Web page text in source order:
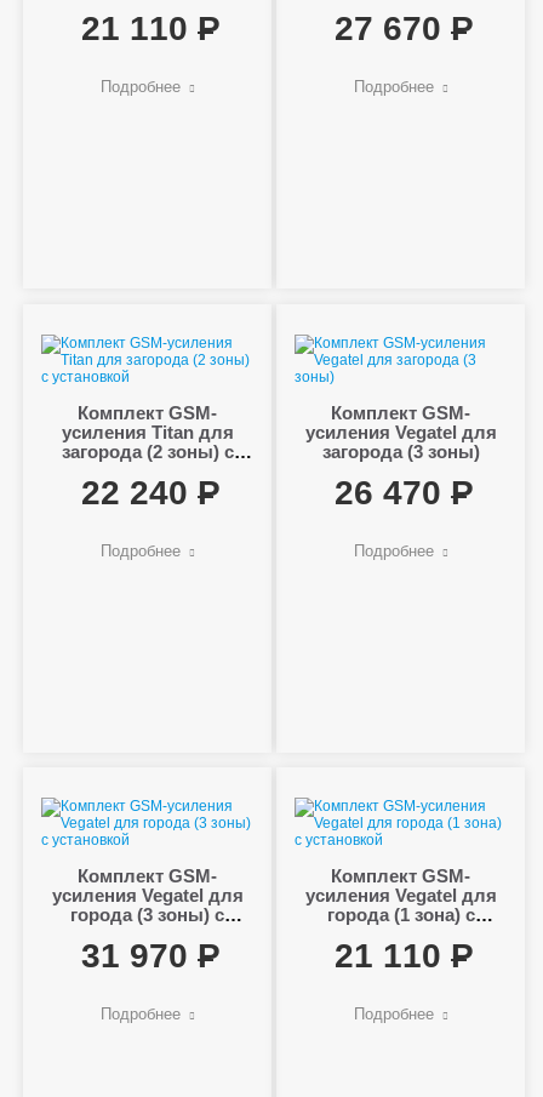
21 110
Подробнее
27 670
Подробнее
Комплект GSM-
усиления Titan для
загорода (2 зоны) с
22 240
Подробнее
Комплект GSM-
усиления Vegatel для
загорода (3 зоны)
26 470
Подробнее
Комплект GSM-
усиления Vegatel для
города (3 зоны) с
31 970
Подробнее
Комплект GSM-
усиления Vegatel для
города (1 зона) с
21 110
Подробнее